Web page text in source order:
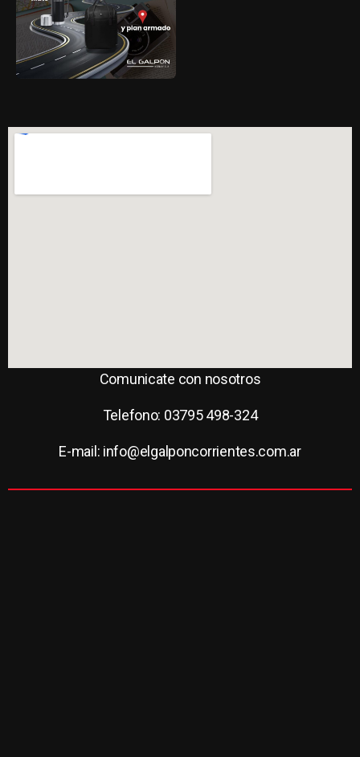
Comunicate con nosotros
Telefono: 03795 498-324
E-mail: info@elgalponcorrientes.com.ar